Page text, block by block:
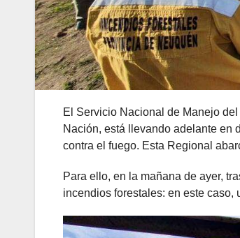
El Servicio Nacional de Manejo
Nación, está llevando adelante en
contra el fuego. Esta Regional
Para ello, en la mañana de ayer,
incendios forestales: en este